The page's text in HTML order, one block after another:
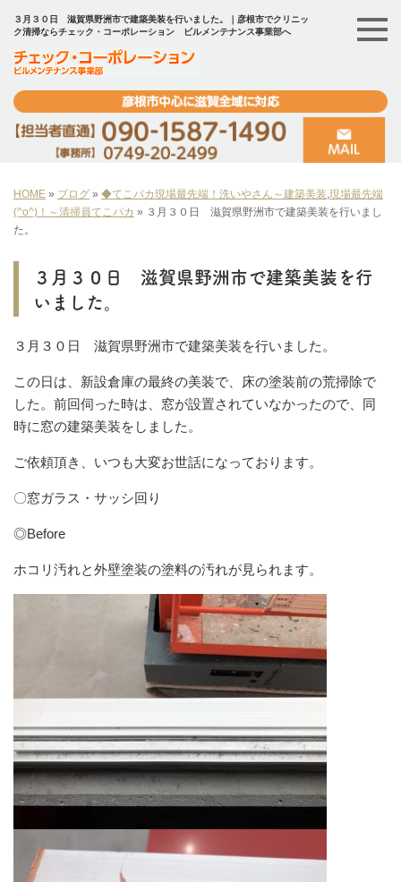
３月３０日 滋賀県野洲市で建築美装を行いました。｜彦根市でクリニッ
ク清掃ならチェック・コーポレーション ビルメンテナンス事業部へ
HOME » ブログ » ◆てこパカ現場最先端！洗いやさん～建築美装,現場最先端
(^o^)！～清掃員てこパカ » ３月３０日 滋賀県野洲市で建築美装を行いまし
た。
３月３０日 滋賀県野洲市で建築美装を行
いました。
３月３０日 滋賀県野洲市で建築美装を行いました。
この日は、新設倉庫の最終の美装で、床の塗装前の荒掃除で
した。前回伺った時は、窓が設置されていなかったので、同
時に窓の建築美装をしました。
ご依頼頂き、いつも大変お世話になっております。
〇窓ガラス・サッシ回り
◎Before
ホコリ汚れと外壁塗装の塗料の汚れが見られます。